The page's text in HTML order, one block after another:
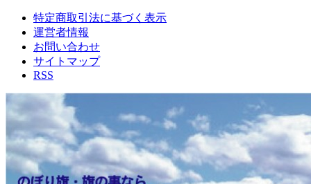
特定商取引法に基づく表示
運営者情報
お問い合わせ
サイトマップ
RSS